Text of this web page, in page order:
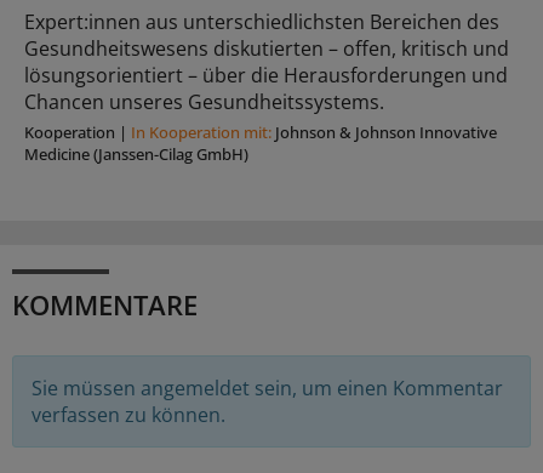
Expert:innen aus unterschiedlichsten Bereichen des
Gesundheitswesens diskutierten – offen, kritisch und
lösungsorientiert – über die Herausforderungen und
Chancen unseres Gesundheitssystems.
Kooperation | In Kooperation mit: Johnson & Johnson Innovative
Medicine (Janssen-Cilag GmbH)
KOMMENTARE
Sie müssen angemeldet sein, um einen Kommentar
verfassen zu können.